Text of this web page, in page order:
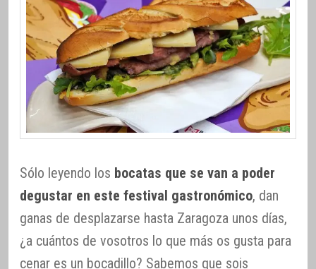
Sólo leyendo los bocatas que se van a poder
degustar en este festival gastronómico, dan
ganas de desplazarse hasta Zaragoza unos días,
¿a cuántos de vosotros lo que más os gusta para
cenar es un bocadillo? Sabemos que sois